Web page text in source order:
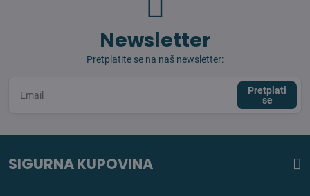
Newsletter
Pretplatite se na naš newsletter:
Pretplati
se
SIGURNA KUPOVINA